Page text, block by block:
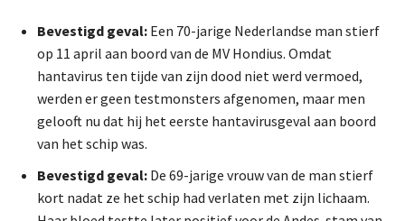
Bevestigd geval: Een 70-jarige Nederlandse man stierf
op 11 april aan boord van de MV Hondius. Omdat
hantavirus ten tijde van zijn dood niet werd vermoed,
werden er geen testmonsters afgenomen, maar men
gelooft nu dat hij het eerste hantavirusgeval aan boord
van het schip was.
Bevestigd geval: De 69-jarige vrouw van de man stierf
kort nadat ze het schip had verlaten met zijn lichaam.